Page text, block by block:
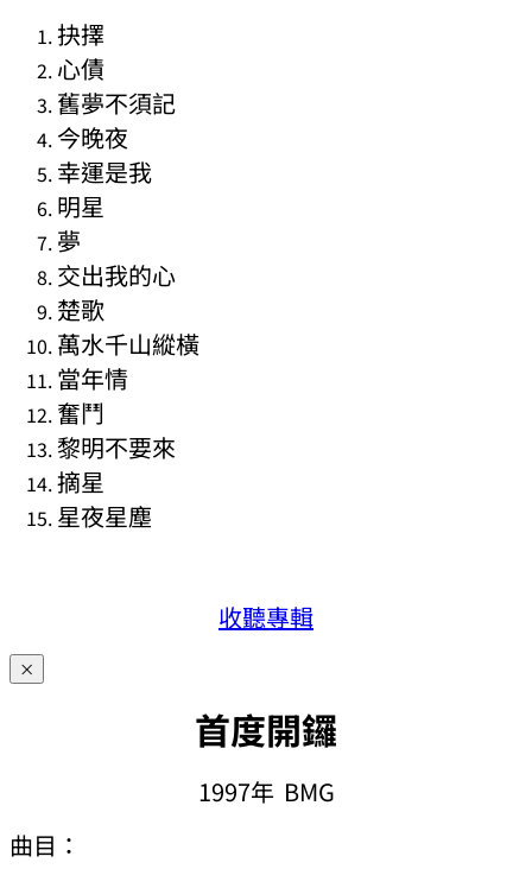
抉擇
心債
舊夢不須記
今晚夜
幸運是我
明星
夢
交出我的心
楚歌
萬水千山縱橫
當年情
奮鬥
黎明不要來
摘星
星夜星塵
收聽專輯
×
首度開鑼
1997年 BMG
曲目：